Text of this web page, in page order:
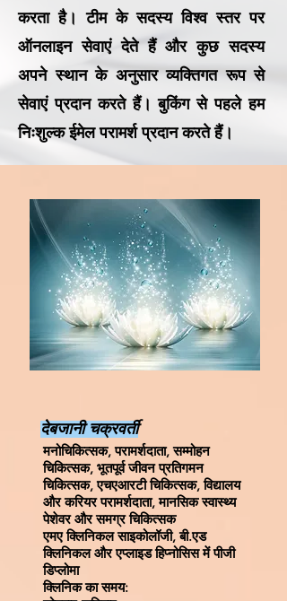
करता है। टीम के सदस्य विश्व स्तर पर
ऑनलाइन सेवाएं देते हैं और कुछ सदस्य
अपने स्थान के अनुसार व्यक्तिगत रूप से
सेवाएं प्रदान करते हैं। बुकिंग से पहले हम
निःशुल्क ईमेल परामर्श प्रदान करते हैं।
देबजानी चक्रवर्ती
मनोचिकित्सक, परामर्शदाता, सम्मोहन
चिकित्सक, भूतपूर्व जीवन प्रतिगमन
चिकित्सक, एचएआरटी चिकित्सक, विद्यालय
और करियर परामर्शदाता, मानसिक स्वास्थ्य
पेशेवर और समग्र चिकित्सक
एमए क्लिनिकल साइकोलॉजी, बी.एड
क्लिनिकल और एप्लाइड हिप्नोसिस में पीजी
डिप्लोमा
क्लिनिक का समय: